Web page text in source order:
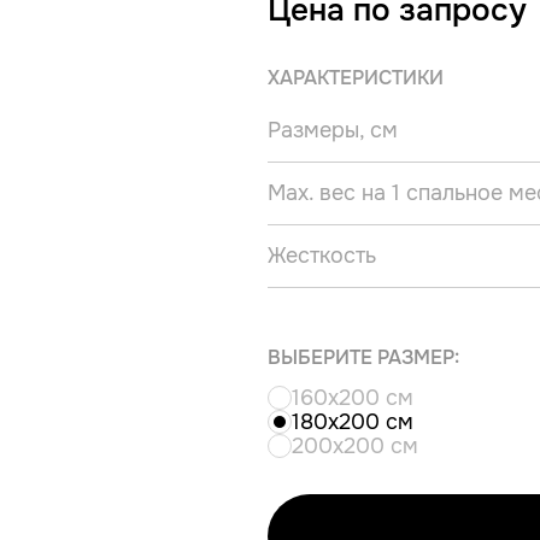
Цена по запросу
ХАРАКТЕРИСТИКИ
Размеры, см
Max. вес на 1 спальное
Жесткость
ВЫБЕРИТЕ РАЗМЕР:
160x200 см
180x200 см
200x200 см